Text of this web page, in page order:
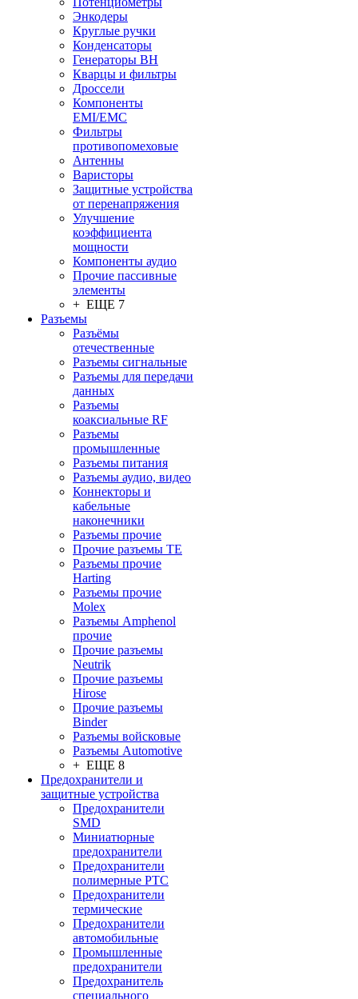
Энкодеры
Круглые ручки
Конденсаторы
Генераторы ВН
Кварцы и фильтры
Дроссели
Компоненты
EMI/EMC
Фильтры
противопомеховые
Антенны
Варисторы
Защитные устройства
от перенапряжения
Улучшение
коэффициента
мощности
Компоненты аудио
Прочие пассивные
элементы
+ ЕЩЕ 7
Разъeмы
Разъёмы
отечественные
Разъeмы сигнальные
Разъeмы для передачи
данных
Разъeмы
коаксиальные RF
Разъeмы
промышленные
Разъeмы питания
Разъeмы аудио, видео
Коннекторы и
кабельные
наконечники
Разъeмы прочие
Прочие разъемы TE
Разъемы прочие
Harting
Разъемы прочие
Molex
Разъемы Amphenol
прочие
Прочие разъемы
Neutrik
Прочие разъемы
Hirose
Прочие разъемы
Binder
Разъемы войсковые
Разъeмы Automotive
+ ЕЩЕ 8
Предохранители и
защитные устройства
Предохранители
SMD
Миниатюрные
предохранители
Предохранители
полимерные PTC
Предохранители
термические
Предохранители
автомобильные
Промышленные
предохранители
Предохранитель
специального